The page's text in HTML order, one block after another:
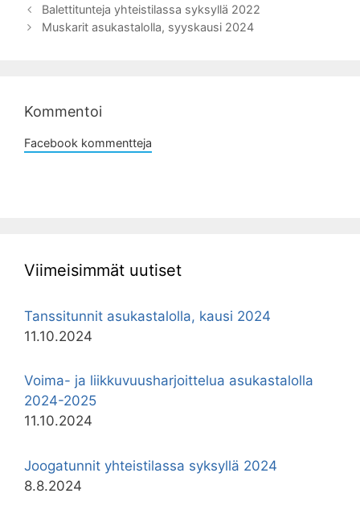
Artikkelien
selaus
Balettitunteja yhteistilassa syksyllä 2022
Muskarit asukastalolla, syyskausi 2024
Kommentoi
Facebook kommentteja
Viimeisimmät uutiset
Tanssitunnit asukastalolla, kausi 2024
11.10.2024
Voima- ja liikkuvuusharjoittelua asukastalolla
2024-2025
11.10.2024
Joogatunnit yhteistilassa syksyllä 2024
8.8.2024